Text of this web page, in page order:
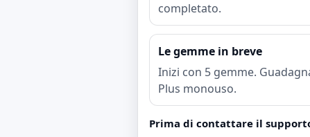
completato.
Le gemme in breve
Inizi con 5 gemme.
Plus monouso.
Prima di contattare il